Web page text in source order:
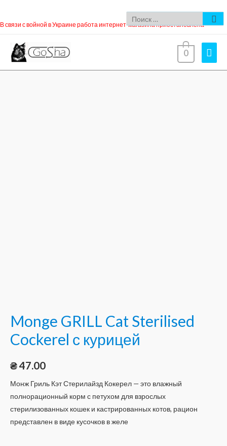
В связи с войной в Украине работа интернет-магазина приостановлена
0
Monge GRILL Cat Sterilised
Cockerel с курицей
₴47.00
Монж Гриль Кэт Стерилайзд Кокерел — это влажный
полнорационный корм с петухом для взрослых
стерилизованных кошек и кастрированных котов, рацион
представлен в виде кусочков в желе